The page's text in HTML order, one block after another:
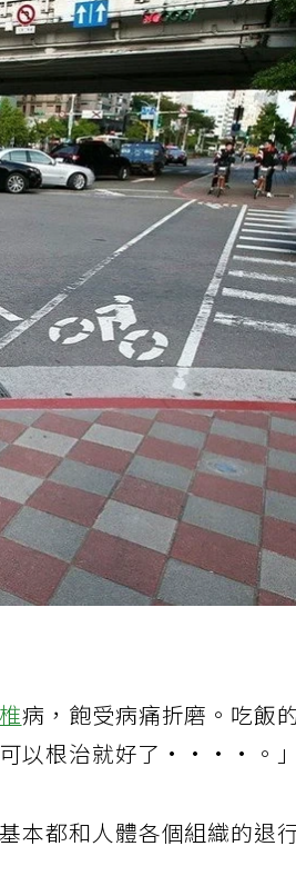
病，飽受病痛折磨。吃飯
可以根治就好了····。
本都和人體各個組織的退